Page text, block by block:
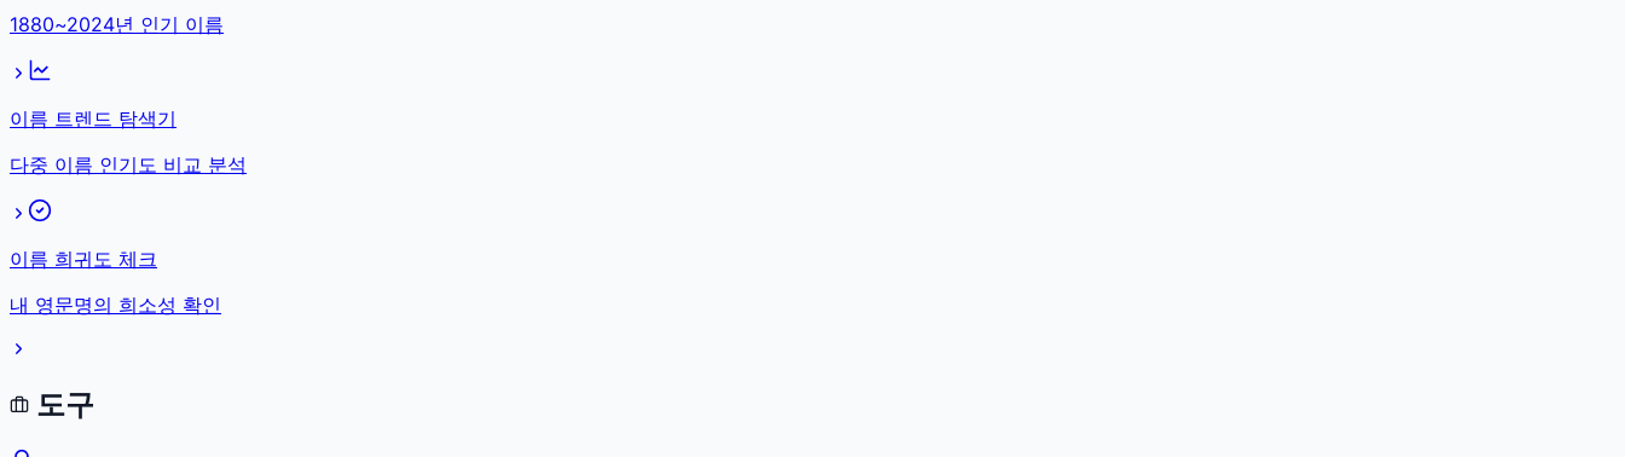
1880~2024년 인기 이름
이름 트렌드 탐색기
다중 이름 인기도 비교 분석
이름 희귀도 체크
내 영문명의 희소성 확인
도구